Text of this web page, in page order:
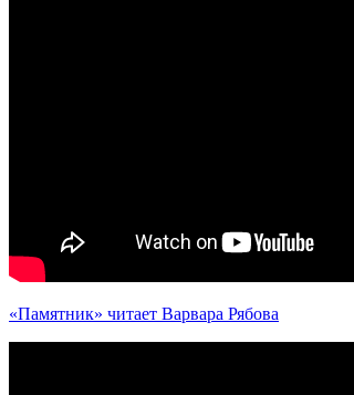
«Памятник» читает Варвара Рябова